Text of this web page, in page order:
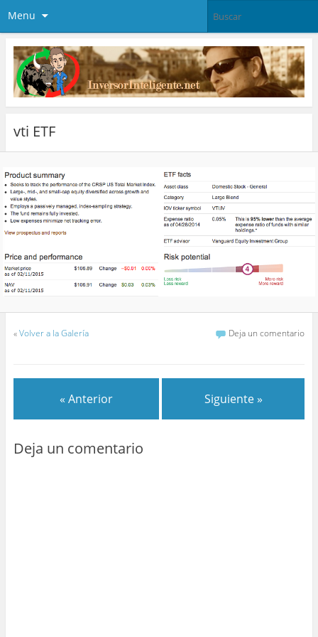
Menu
vti ETF
«Volver a la Galería Deja un comentario
« Anterior Siguiente »
Deja un comentario